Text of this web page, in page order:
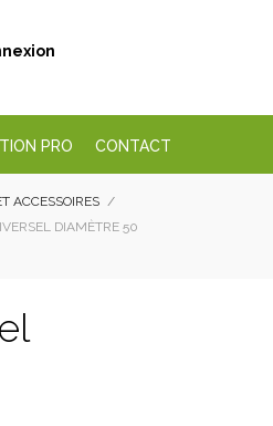
PRO CONTACT
ACCESSOIRES
DIAMÈTRE 50